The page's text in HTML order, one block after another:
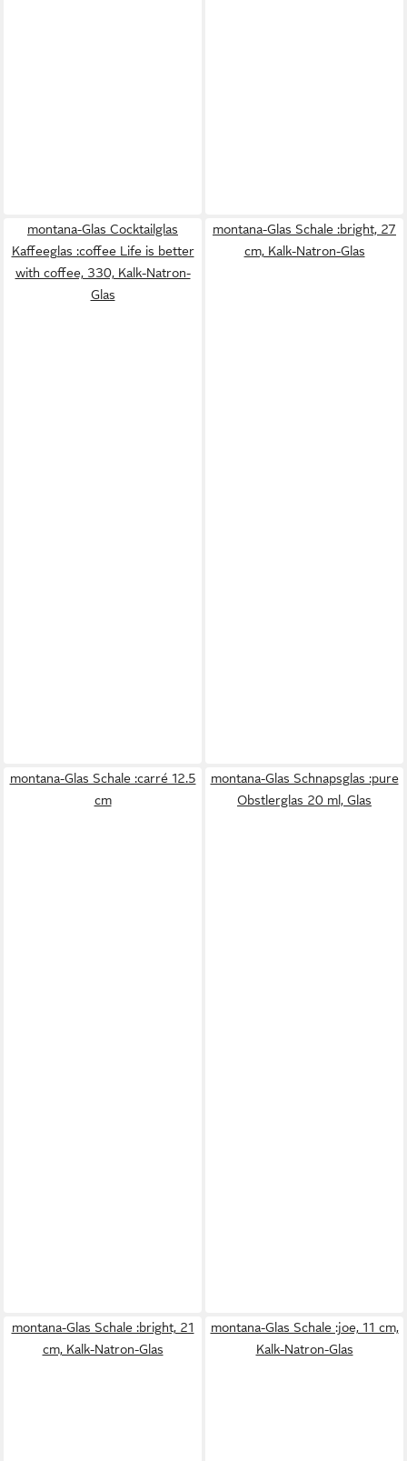
montana-Glas Cocktailglas
Kaffeeglas :coffee Life is better
with coffee, 330, Kalk-Natron-
Glas
montana-Glas Schale :bright, 27
cm, Kalk-Natron-Glas
montana-Glas Schale :carré 12.5
cm
montana-Glas Schnapsglas :pure
Obstlerglas 20 ml, Glas
montana-Glas Schale :bright, 21
cm, Kalk-Natron-Glas
montana-Glas Schale :joe, 11 cm,
Kalk-Natron-Glas